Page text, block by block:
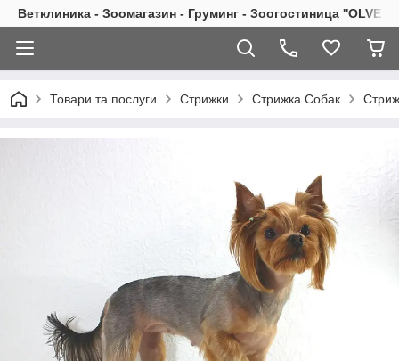
Ветклиника - Зоомагазин - Груминг - Зоогостиница ''OLVET''
Товари та послуги Стрижки Стрижка Собак